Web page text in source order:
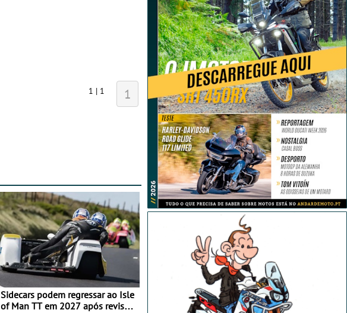
1 | 1 1
Sidecars podem regressar ao Isle
of Man TT em 2027 após revisão